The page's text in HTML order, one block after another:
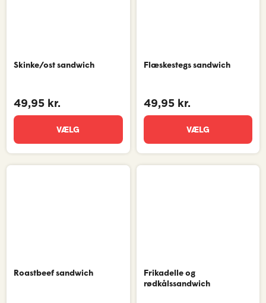
Skinke/ost sandwich
49,95 kr.
VÆLG
Flæskestegs sandwich
49,95 kr.
VÆLG
Roastbeef sandwich
Frikadelle og
rødkålssandwich